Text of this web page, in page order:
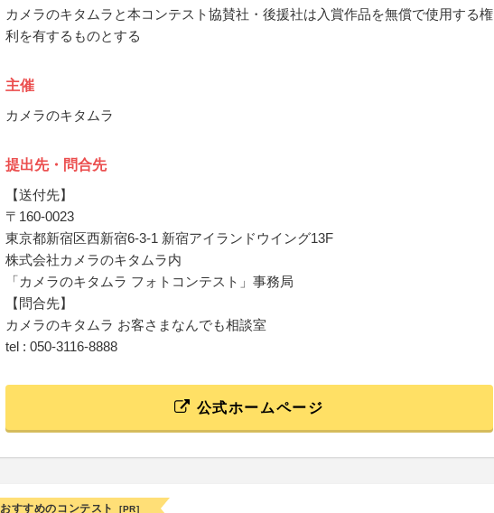
カメラのキタムラと本コンテスト協賛社・後援社は入賞作品を無償で使用する権
利を有するものとする
主催
カメラのキタムラ
提出先・問合先
【送付先】
〒160-0023
東京都新宿区西新宿6-3-1 新宿アイランドウイング13F
株式会社カメラのキタムラ内
「カメラのキタムラ フォトコンテスト」事務局
【問合先】
カメラのキタムラ お客さまなんでも相談室
tel : 050-3116-8888
公式ホームページ
おすすめのコンテスト [PR]